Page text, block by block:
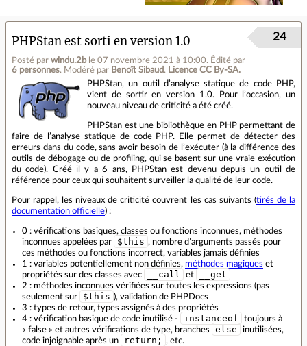
PHPStan est sorti en version 1.0
Posté par windu.2b le 07 novembre 2021 à 10:00. Édité par
6 personnes. Modéré par Benoît Sibaud. Licence CC By‑SA.
24
PHPStan, un outil d’analyse statique de code PHP,
vient de sortir en version 1.0. Pour l’occasion, un
nouveau niveau de criticité a été créé.
PHPStan est une bibliothèque en PHP permettant de
faire de l’analyse statique de code PHP. Elle permet de détecter des
erreurs dans du code, sans avoir besoin de l’exécuter (à la différence des
outils de débogage ou de profiling, qui se basent sur une vraie exécution
du code). Créé il y a 6 ans, PHPStan est devenu depuis un outil de
référence pour ceux qui souhaitent surveiller la qualité de leur code.
Pour rappel, les niveaux de criticité couvrent les cas suivants (tirés de la
documentation officielle) :
0 : vérifications basiques, classes ou fonctions inconnues, méthodes
inconnues appelées par
$this , nombre d’arguments passés pour
ces méthodes ou fonctions incorrect, variables jamais définies
1 : variables potentiellement non définies, méthodes magiques et
propriétés sur des classes avec
__call et __get
2 : méthodes inconnues vérifiées sur toutes les expressions (pas
seulement sur
$this ), validation de PHPDocs
3 : types de retour, types assignés à des propriétés
4 : vérification basique de code inutilisé -
instanceof
toujours à
« false » et autres vérifications de type, branches
else
inutilisées,
code injoignable après un
return;
, etc.